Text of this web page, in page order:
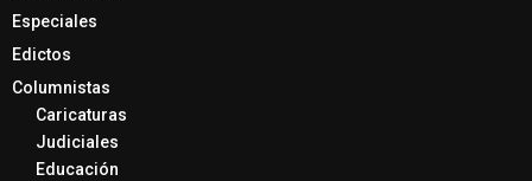
Especiales
Edictos
Columnistas
Caricaturas
Judiciales
Educación